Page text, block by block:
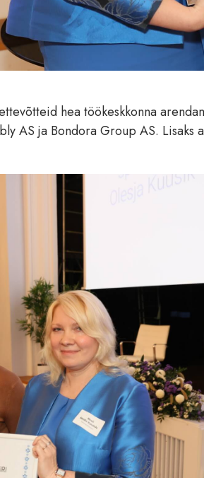
hea töökeskkonna
AS ja Bondora Group AS. Lisaks